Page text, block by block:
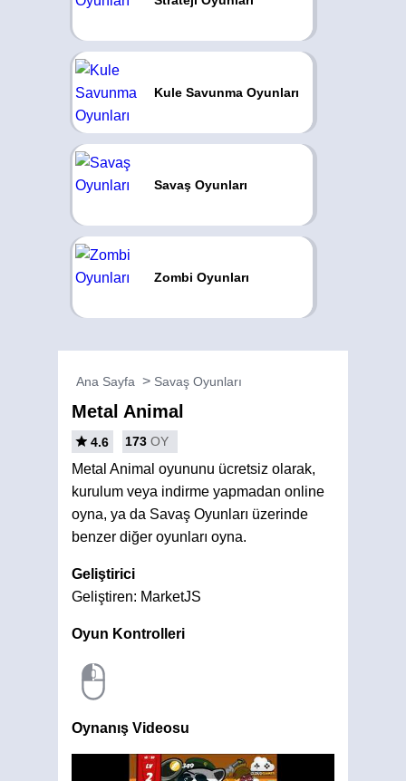
Kule Savunma Oyunları
Savaş Oyunları
Zombi Oyunları
Ana Sayfa Savaş Oyunları
Metal Animal
4.6 173 OY
Metal Animal oyununu ücretsiz olarak,
kurulum veya indirme yapmadan online
oyna, ya da Savaş Oyunları üzerinde
benzer diğer oyunları oyna.
Geliştirici
Geliştiren: MarketJS
Oyun Kontrolleri
Oynanış Videosu